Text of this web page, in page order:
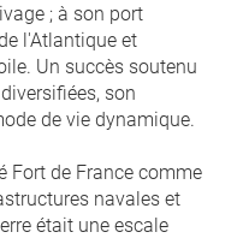
; à son port
l'Atlantique et
Un succès soutenu
son
de vie dynamique.
Fort de France comme
navales et
était une escale